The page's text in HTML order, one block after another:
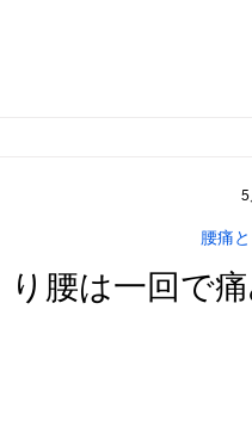
り腰は一回で
腰痛
5